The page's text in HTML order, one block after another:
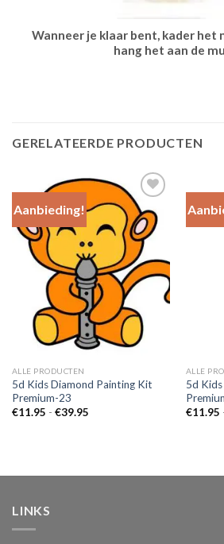
Wanneer je klaar bent, kader het
hang het aan de
GERELATEERDE PRODUCTEN
Aanbieding!
Add to
Wishlist
ALLE PRODUCTEN
5d Kids Diamond Painting Kit
Premium-23
€11.95 - €39.95Prijsklasse:
ALLE
5d
€11.95
LINKS